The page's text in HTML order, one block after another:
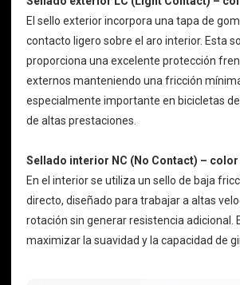
El sello exterior incorpora una tapa de
contacto ligero sobre el aro interior. Esta
proporciona una excelente protección
externos manteniendo una fricción
especialmente importante en bicicletas
de altas prestaciones.
Sellado interior NC (No Contact) –
En el interior se utiliza un sello de baja
directo, diseñado para trabajar a altas
rotación sin generar resistencia adicional.
maximizar la suavidad y la capacidad de